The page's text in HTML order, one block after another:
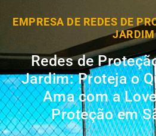
EMPRESA DE REDES DE
JARDIM
Redes de
Jardim: Proteja o
Ama com a
Proteção em